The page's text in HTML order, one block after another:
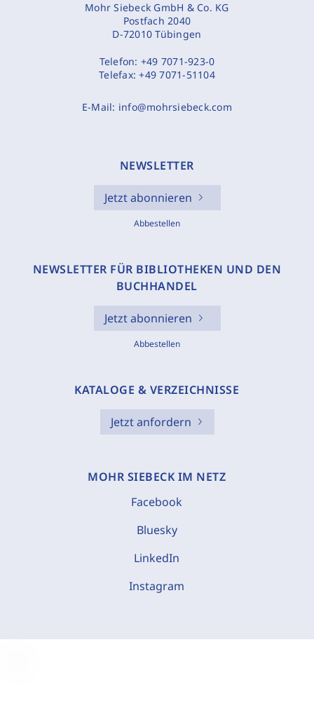
Mohr Siebeck GmbH & Co. KG
Postfach 2040
D-72010 Tübingen
Telefon: +49 7071-923-0
Telefax:+49 7071-51104
E-Mail: info@mohrsiebeck.com
NEWSLETTER
Jetzt abonnieren
Abbestellen
NEWSLETTER FÜR BIBLIOTHEKEN UND DEN
BUCHHANDEL
Jetzt abonnieren
Abbestellen
KATALOGE & VERZEICHNISSE
Jetzt anfordern
MOHR SIEBECK IM NETZ
Facebook
Bluesky
LinkedIn
Instagram